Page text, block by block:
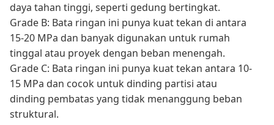
daya tahan tinggi, seperti gedung bertingkat.
Grade B: Bata ringan ini punya kuat tekan di antara
15-20 MPa dan banyak digunakan untuk rumah
tinggal atau proyek dengan beban menengah.
Grade C: Bata ringan ini punya kuat tekan antara 10-
15 MPa dan cocok untuk dinding partisi atau
dinding pembatas yang tidak menanggung beban
struktural.